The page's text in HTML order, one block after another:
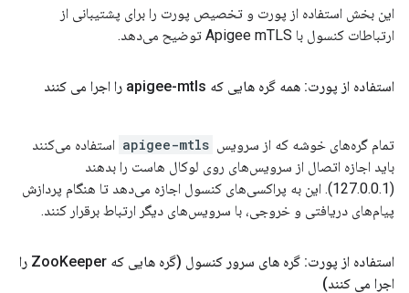
این بخش استفاده از پورت و تخصیص پورت را برای پشتیبانی از
ارتباطات کنسول با Apigee mTLS توضیح می‌دهد.
استفاده از پورت: همه گره هایی که apigee-mtls را اجرا می کنند
تمام گره‌های خوشه که از سرویس apigee-mtls استفاده می‌کنند
باید اجازه اتصال از سرویس‌های روی لوکال هاست را بدهند
(127.0.0.1). این به پراکسی‌های کنسول اجازه می‌دهد تا هنگام پردازش
پیام‌های دریافتی و خروجی، با سرویس‌های دیگر ارتباط برقرار کنند.
استفاده از پورت: گره های سرور کنسول (گره هایی که Zoo
Keeper را
اجرا می کنند)